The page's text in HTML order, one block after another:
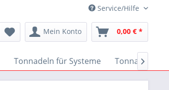
Service/Hilfe
Mein Konto 0,00 € *
Tonnadeln für Systeme Tonnadeln
